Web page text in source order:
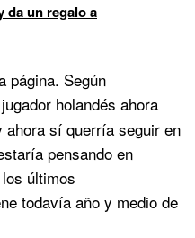
da un regalo a
página. Según
holandés ahora
ahora sí querría seguir en
pensando en
últimos
todavía año y medio de